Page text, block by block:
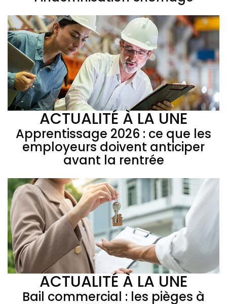
ACTUALITÉ À LA UNE
Apprentissage 2026 : ce que les
employeurs doivent anticiper
avant la rentrée
ACTUALITÉ À LA UNE
Bail commercial : les pièges à